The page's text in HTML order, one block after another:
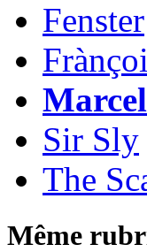
Fenster
Sir Sly
The
Même